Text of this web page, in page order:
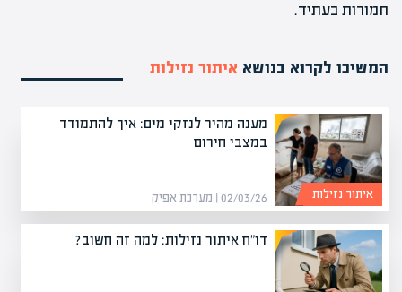
חמורות בעתיד.
המשיכו לקרוא בנושא איתור נזילות
מענה מהיר לנזקי מים: איך להתמודד
במצבי חירום
02/03/26 | מערכת אפיק איתור נזילות
דו"ח איתור נזילות: למה זה חשוב?